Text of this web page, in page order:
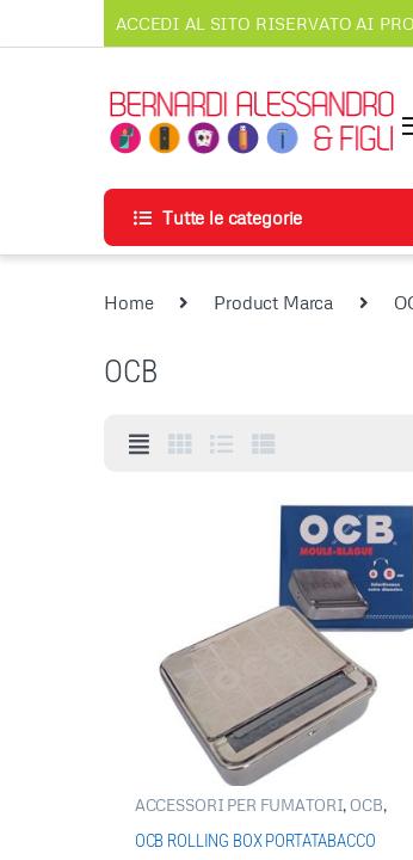
Vai alla navigazione
Vai al contenutoACCEDI AL SITO RISERVATO AI
Tutte le categorie
Home Product Marca
OCB
ACCESSORI PER FUMATORI,OCB,
OCB ROLLING BOX PORTATABACCO